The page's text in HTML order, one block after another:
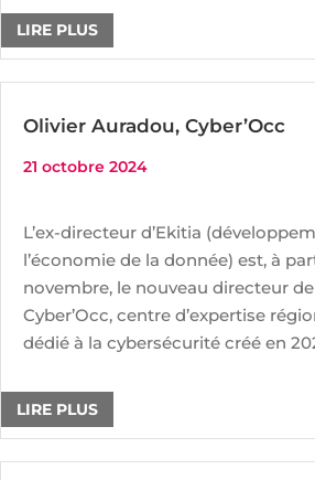
LIRE PLUS
Olivier Auradou, Cyber’Occ
21 octobre 2024
L’ex-directeur d’Ekitia
l’économie de la donnée) est, à
novembre, le nouveau directeur de
Cyber’Occ, centre d’expertise
dédié à la cybersécurité créé en
LIRE PLUS